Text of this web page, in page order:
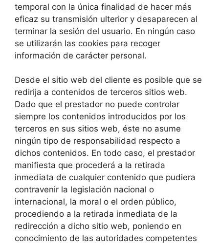
temporal con la única finalidad de hacer más
eficaz su transmisión ulterior y desaparecen al
terminar la sesión del usuario. En ningún caso
se utilizarán las cookies para recoger
información de carácter personal.
Desde el sitio web del cliente es posible que se
redirija a contenidos de terceros sitios web.
Dado que el prestador no puede controlar
siempre los contenidos introducidos por los
terceros en sus sitios web, éste no asume
ningún tipo de responsabilidad respecto a
dichos contenidos. En todo caso, el prestador
manifiesta que procederá a la retirada
inmediata de cualquier contenido que pudiera
contravenir la legislación nacional o
internacional, la moral o el orden público,
procediendo a la retirada inmediata de la
redirección a dicho sitio web, poniendo en
conocimiento de las autoridades competentes